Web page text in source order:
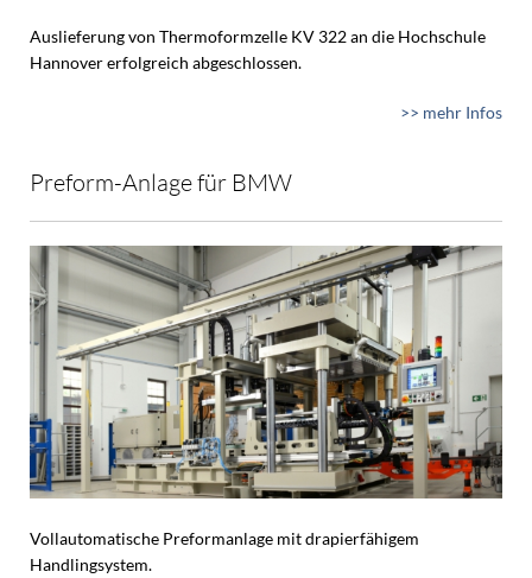
Auslieferung von Thermoformzelle KV 322 an die Hochschule
Hannover erfolgreich abgeschlossen.
>> mehr Infos
Preform-Anlage für BMW
Vollautomatische Preformanlage mit drapierfähigem
Handlingsystem.